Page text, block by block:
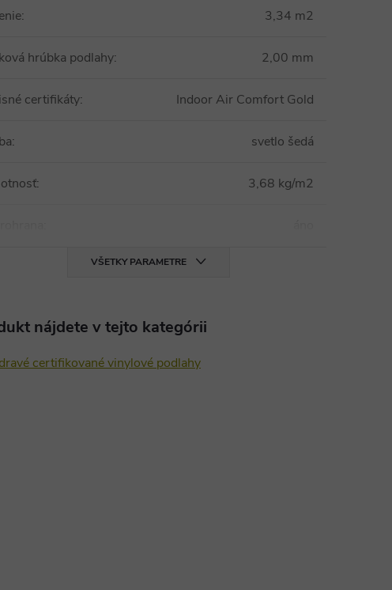
: 3,34 m2
hrúbka podlahy: 2,00 mm
certifikáty: Indoor Air Comfort Gold
: svetlo šedá
: 3,68 kg/m2
VŠETKY PARAMETRE
nájdete v tejto kategórii
certifikované vinylové podlahy